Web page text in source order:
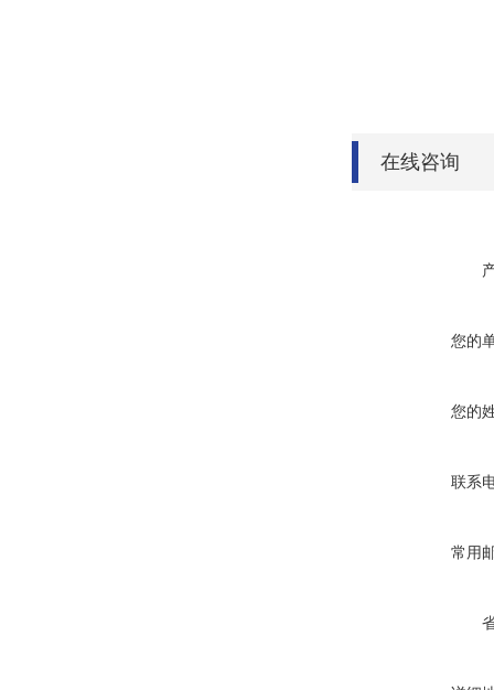
在线咨询
您的
您的
联系
常用